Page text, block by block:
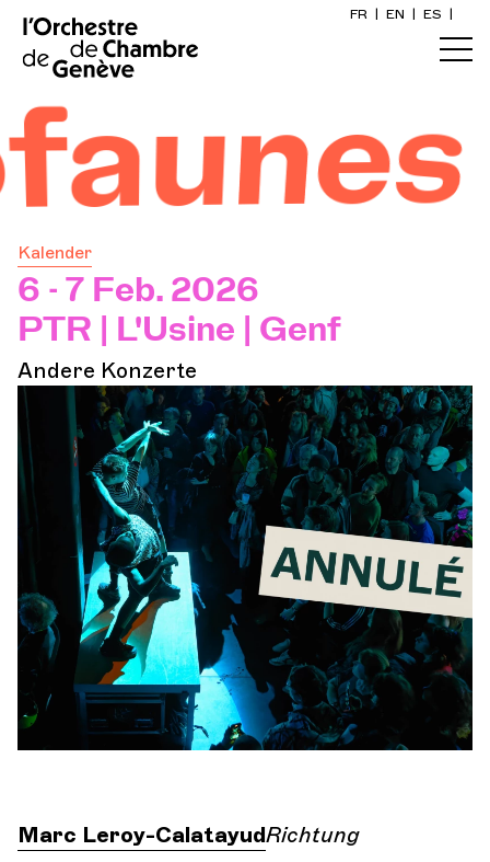
FR EN ES
#3
Kalender
6 - 7 Feb. 2026
PTR | L'Usine | Genf
Andere Konzerte
Marc Leroy-CalatayudRichtung
Startseite
Kalender
Praktische Infos
Erkunden
Die Konzert-Gazette
Kulturelle Teilhabe
Orchester und Musiker
DIE OCG
Pro-Bereich
Sich anmelden